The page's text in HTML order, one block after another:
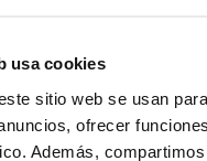
usa cookies
sitio web se usan
ofrecer
Además,